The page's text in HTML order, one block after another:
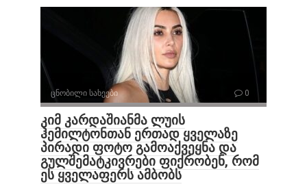
ცნობილი სახეები 0
კიმ კარდაშიანმა ლუის
ჰემილტონთან ერთად ყველაზე
პირადი ფოტო გამოაქვეყნა და
გულშემატკივრები ფიქრობენ, რომ
ეს ყველაფერს ამბობს